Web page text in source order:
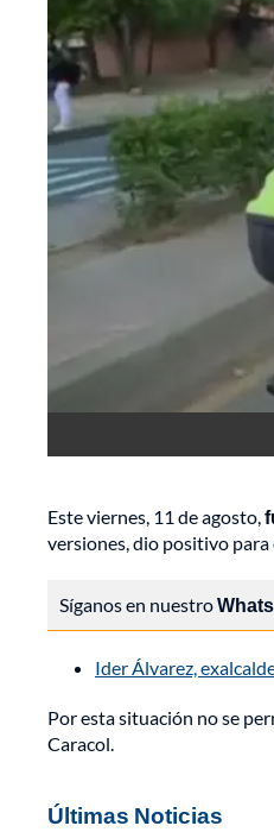
Este viernes, 11 de agosto,
versiones, dio positivo para
Síganos en nuestro
Ider Álvarez,
Por esta situación no se
Caracol.
Últimas Noticias